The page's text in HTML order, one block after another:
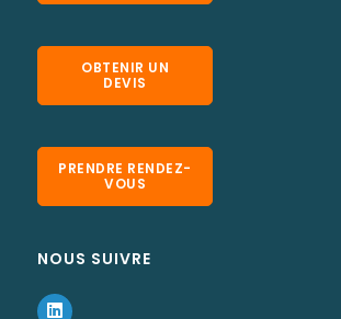
OBTENIR UN
DEVIS
PRENDRE RENDEZ-
VOUS
NOUS SUIVRE